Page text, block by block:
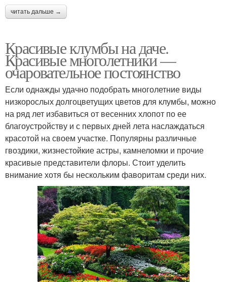
читать дальше →
Красивые клумбы на даче.
Красивые многолетники —
очаровательное постоянство
Если однажды удачно подобрать многолетние виды
низкорослых долгоцветущих цветов для клумбы, можно
на ряд лет избавиться от весенних хлопот по ее
благоустройству и с первых дней лета наслаждаться
красотой на своем участке. Популярны различные
гвоздики, жизнестойкие астры, камнеломки и прочие
красивые представители флоры. Стоит уделить
внимание хотя бы нескольким фаворитам среди них.